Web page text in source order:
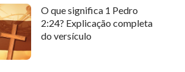
O que significa 1 Pedro
2:24? Explicação completa
do versículo